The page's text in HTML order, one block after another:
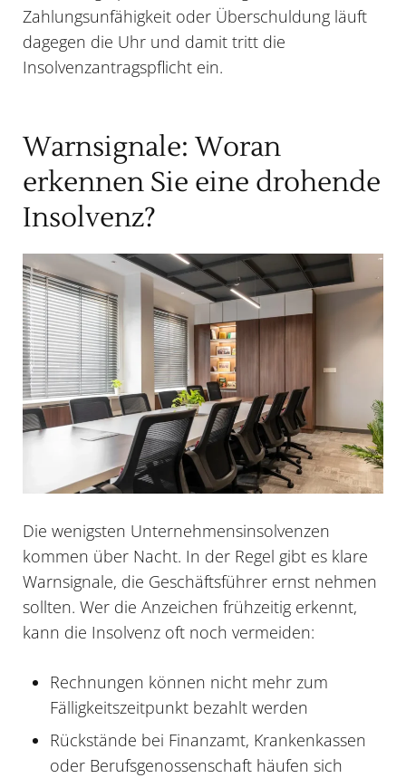
Zahlungsunfähigkeit oder Überschuldung läuft
dagegen die Uhr und damit tritt die
Insolvenzantragspflicht ein.
Warnsignale: Woran
erkennen Sie eine drohende
Insolvenz?
Die wenigsten Unternehmensinsolvenzen
kommen über Nacht. In der Regel gibt es klare
Warnsignale, die Geschäftsführer ernst nehmen
sollten. Wer die Anzeichen frühzeitig erkennt,
kann die Insolvenz oft noch vermeiden:
Rechnungen können nicht mehr zum
Fälligkeitszeitpunkt bezahlt werden
Rückstände bei Finanzamt, Krankenkassen
oder Berufsgenossenschaft häufen sich